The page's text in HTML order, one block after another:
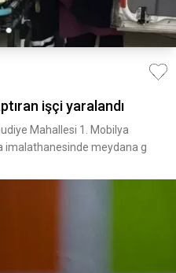
işçi yaralandı
Mahallesi 1. Mobilya
imalathanesinde meydana g